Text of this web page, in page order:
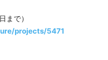
まで）
projects/5471